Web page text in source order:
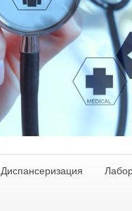
Диспансеризация